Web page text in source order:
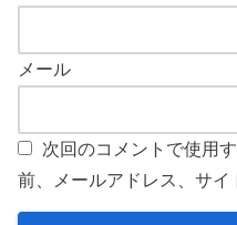
メール
次回のコメントで使用
前、メールアドレス、サイ